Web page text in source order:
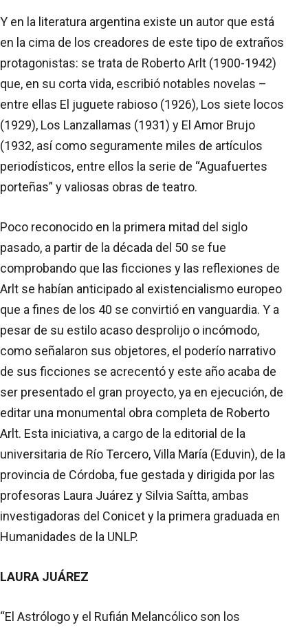
Y en la literatura argentina existe un autor que está
en la cima de los creadores de este tipo de extraños
protagonistas: se trata de Roberto Arlt (1900-1942)
que, en su corta vida, escribió notables novelas –
entre ellas El juguete rabioso (1926), Los siete locos
(1929), Los Lanzallamas (1931) y El Amor Brujo
(1932, así como seguramente miles de artículos
periodísticos, entre ellos la serie de “Aguafuertes
porteñas” y valiosas obras de teatro.
Poco reconocido en la primera mitad del siglo
pasado, a partir de la década del 50 se fue
comprobando que las ficciones y las reflexiones de
Arlt se habían anticipado al existencialismo europeo
que a fines de los 40 se convirtió en vanguardia. Y a
pesar de su estilo acaso desprolijo o incómodo,
como señalaron sus objetores, el poderío narrativo
de sus ficciones se acrecentó y este año acaba de
ser presentado el gran proyecto, ya en ejecución, de
editar una monumental obra completa de Roberto
Arlt. Esta iniciativa, a cargo de la editorial de la
universitaria de Río Tercero, Villa María (Eduvin), de la
provincia de Córdoba, fue gestada y dirigida por las
profesoras Laura Juárez y Silvia Saítta, ambas
investigadoras del Conicet y la primera graduada en
Humanidades de la UNLP.
LAURA JUÁREZ
“El Astrólogo y el Rufián Melancólico son los